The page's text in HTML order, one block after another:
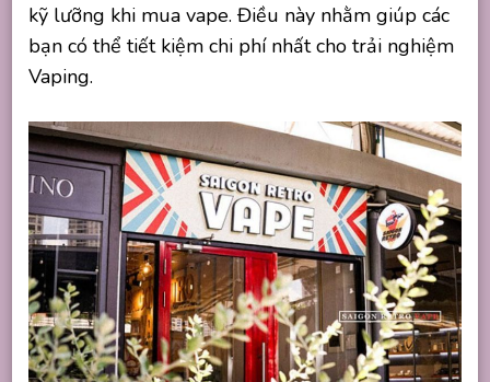
kỹ lưỡng khi mua vape. Điều này nhằm giúp các
bạn có thể tiết kiệm chi phí nhất cho trải nghiệm
Vaping.